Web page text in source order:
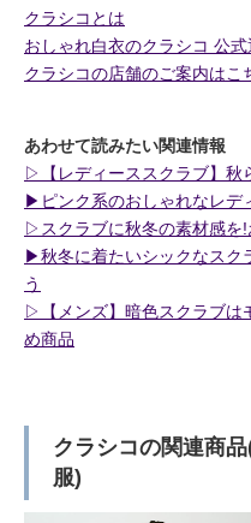
クラシコとは
おしゃれ白衣のクラシコ 公式
クラシコの店舗のご案内はこ
あわせて読みたい関連情報
▷【レディーススクラブ】秋
▶︎ピンク系のおしゃれなレデ
▷スクラブに秋冬の素材感を
▶︎秋冬に着たいシックなスク
う
▷【メンズ】暗色スクラブは
め商品
クラシコの関連商
服)